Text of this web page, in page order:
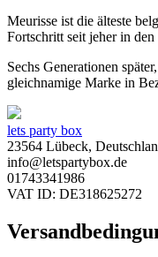
Meurisse ist die älteste
Fortschritt seit jeher in
Sechs Generationen
gleichnamige Marke in
lets party box
23564 Lübeck,
info@letspartybox.de
01743341986
VAT ID: DE318625272